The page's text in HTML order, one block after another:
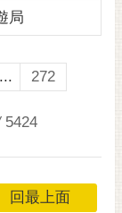
局
... 272
5424
回最上面